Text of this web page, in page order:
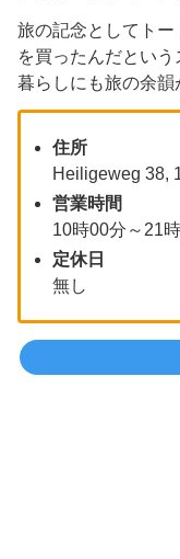
旅の記念としてト
を買ったんだとい
暮らしにも旅の余韻
住所
Heiligeweg 38,
営業時間
10時00分～21
定休日
無し